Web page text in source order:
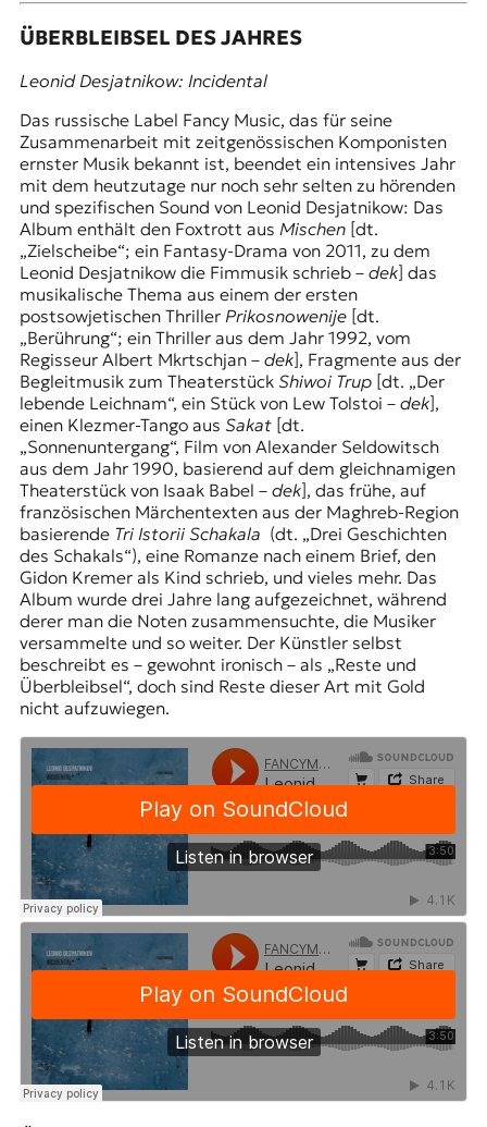
ÜBERBLEIBSEL DES JAHRES
Leonid Desjatnikow: Incidental
Das russische Label Fancy Music, das für seine
Zusammenarbeit mit zeitgenössischen Komponisten
ernster Musik bekannt ist, beendet ein intensives Jahr
mit dem heutzutage nur noch sehr selten zu hörenden
und spezifischen Sound von Leonid Desjatnikow: Das
Album enthält den Foxtrott aus Mischen[dt.
„Zielscheibe“; ein Fantasy-Drama von 2011, zu dem
Leonid Desjatnikow die Fimmusik schrieb – dek] das
musikalische Thema aus einem der ersten
postsowjetischen Thriller Prikosnowenije[dt.
„Berührung“; ein Thriller aus dem Jahr 1992, vom
Regisseur Albert Mkrtschjan – dek], Fragmente aus der
Begleitmusik zum Theaterstück Shiwoi Trup[dt. „Der
lebende Leichnam“, ein Stück von Lew Tolstoi – dek],
einen Klezmer-Tango aus Sakat[dt.
„Sonnenuntergang“, Film von Alexander Seldowitsch
aus dem Jahr 1990, basierend auf dem gleichnamigen
Theaterstück von Isaak Babel – dek], das frühe, auf
französischen Märchentexten aus der Maghreb-Region
basierende Tri Istorii Schakala (dt. „Drei Geschichten
des Schakals“), eine Romanze nach einem Brief, den
Gidon Kremer als Kind schrieb, und vieles mehr. Das
Album wurde drei Jahre lang aufgezeichnet, während
derer man die Noten zusammensuchte, die Musiker
versammelte und so weiter. Der Künstler selbst
beschreibt es – gewohnt ironisch – als „Reste und
Überbleibsel“, doch sind Reste dieser Art mit Gold
nicht aufzuwiegen.